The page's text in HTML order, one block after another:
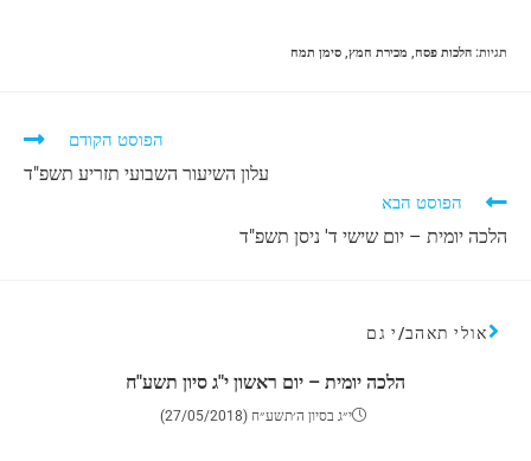
תגיות: הלכות פסח, מכירת חמץ, סימן תמח
הפוסט הקודם
עלון השיעור השבועי תזריע תשפ"ד
הפוסט הבא
הלכה יומית – יום שישי ד' ניסן תשפ"ד
אולי תאהב/י גם
הלכה יומית – יום ראשון י"ג סיון תשע"ח
י״ג בסיון ה׳תשע״ח (27/05/2018)